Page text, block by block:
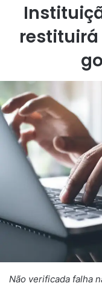
Não verificada falha